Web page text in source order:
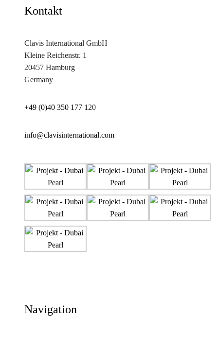
Kontakt
Clavis International GmbH
Kleine Reichenstr. 1
20457 Hamburg
Germany
+49 (0)40 350 177 1 20
info@clavisinternational.com
Navigation